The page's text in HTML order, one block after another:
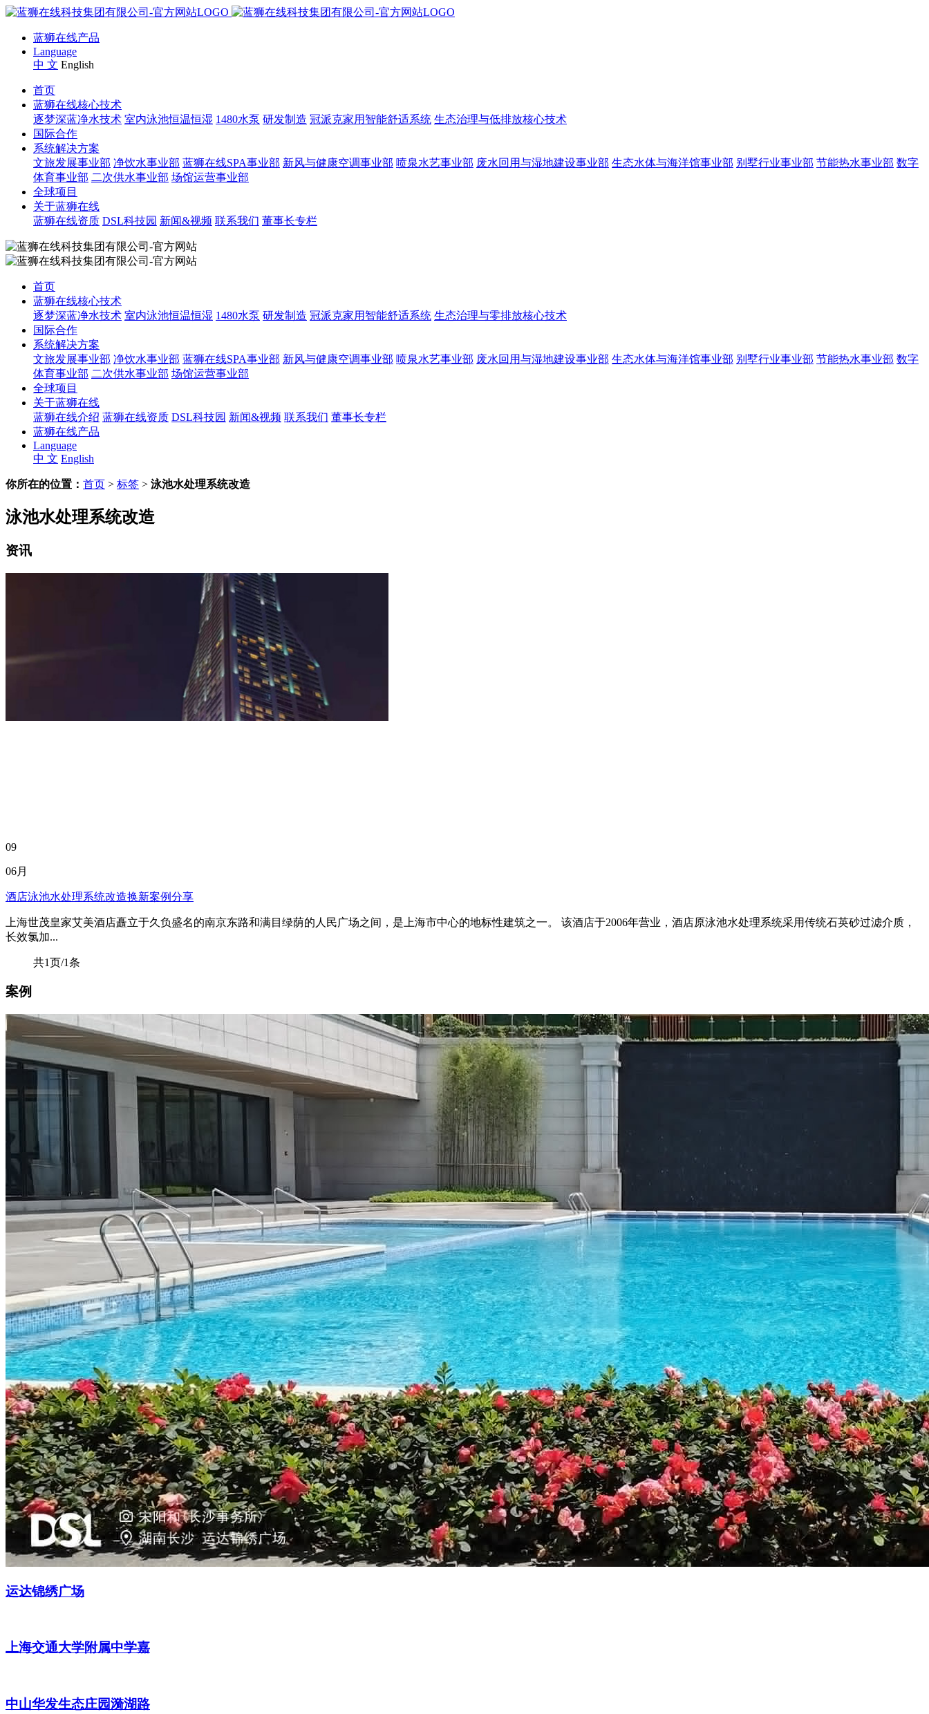
蓝狮在线产品
Language
中 文 English
首页
蓝狮在线核心技术
逐梦深蓝净水技术 室内泳池恒温恒湿 1480水泵 研发制造 冠派克家用智能舒适系统 生态治理与低排放核心技术
国际合作
系统解决方案
文旅发展事业部 净饮水事业部 蓝狮在线SPA事业部 新风与健康空调事业部 喷泉水艺事业部 废水回用与湿地建设事业部 生态水体与海洋馆事业部 别墅行业事业部 节能热水事业部 数字
体育事业部 二次供水事业部 场馆运营事业部
全球项目
关于蓝狮在线
蓝狮在线资质 DSL科技园 新闻&视频 联系我们 董事长专栏
首页
蓝狮在线核心技术
逐梦深蓝净水技术 室内泳池恒温恒湿 1480水泵 研发制造 冠派克家用智能舒适系统 生态治理与零排放核心技术
国际合作
系统解决方案
文旅发展事业部 净饮水事业部 蓝狮在线SPA事业部 新风与健康空调事业部 喷泉水艺事业部 废水回用与湿地建设事业部 生态水体与海洋馆事业部 别墅行业事业部 节能热水事业部 数字
体育事业部 二次供水事业部 场馆运营事业部
全球项目
关于蓝狮在线
蓝狮在线介绍 蓝狮在线资质 DSL科技园 新闻&视频 联系我们 董事长专栏
蓝狮在线产品
Language
中 文 English
你所在的位置： 首页 > 标签 > 泳池水处理系统改造
泳池水处理系统改造
资讯
09
06月
酒店泳池水处理系统改造换新案例分享
上海世茂皇家艾美酒店矗立于久负盛名的南京东路和满目绿荫的人民广场之间，是上海市中心的地标性建筑之一。 该酒店于2006年营业，酒店原泳池水处理系统采用传统石英砂过滤介质，
长效氯加...
共1页/1条
案例
运达锦绣广场
上海交通大学附属中学嘉
中山华发生态庄园漪湖路